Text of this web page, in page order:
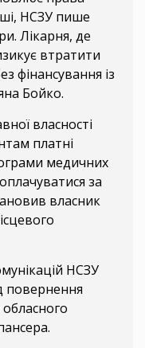
НСЗУ пише
Лікарня, де
втратити
фінансування із
Бойко.
власності
платні
медичних
за
власник
НСЗУ
повернення